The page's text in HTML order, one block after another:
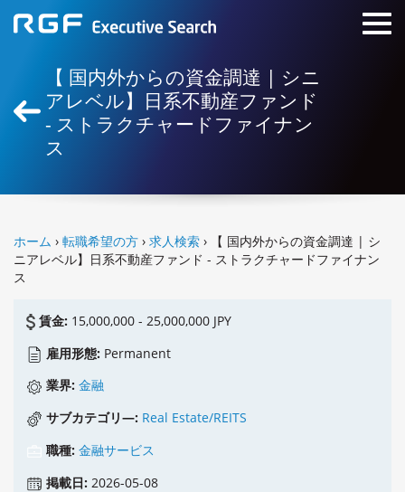
【 国内外からの資金調達 | シニ
アレベル】日系不動産ファンド
- ストラクチャードファイナン
ス
ホーム › 転職希望の方 › 求人検索 › 【 国内外からの資金調達 | シ
ニアレベル】日系不動産ファンド - ストラクチャードファイナン
ス
賃金: 15,000,000 - 25,000,000 JPY
雇用形態: Permanent
業界:金融
サブカテゴリ―: Real Estate/REITS
職種:金融サービス
掲載日: 2026-05-08